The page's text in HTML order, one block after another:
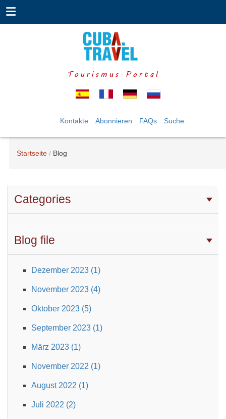
Tourismus-Portal
Kontakte Abonnieren FAQs Suche
Startseite Blog
Categories
Blog file
Dezember 2023 (1)
November 2023 (4)
Oktober 2023 (5)
September 2023 (1)
März 2023 (1)
November 2022 (1)
August 2022 (1)
Juli 2022 (2)